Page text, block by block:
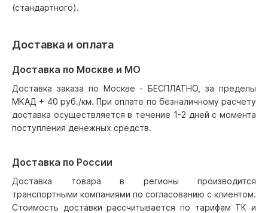
(стандартного).
Доставка и оплата
Доставка по Москве и МО
Доставка заказа по Москве - БЕСПЛАТНО, за пределы
МКАД + 40 руб./км. При оплате по безналичному расчету
доставка осуществляется в течение 1-2 дней с момента
поступления денежных средств.
Доставка по России
Доставка товара в регионы производится
транспортными компаниями по согласованию с клиентом.
Стоимость доставки рассчитывается по тарифам ТК и